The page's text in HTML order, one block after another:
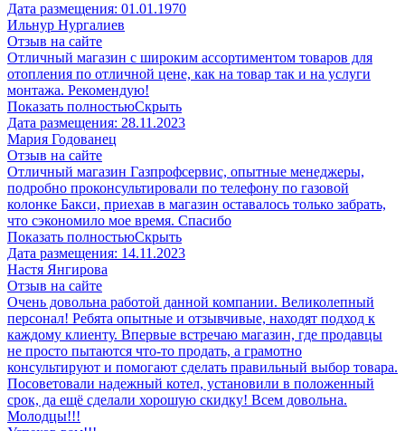
Дата размещения: 01.01.1970
Ильнур Нургалиев
Отзыв на сайте
Отличный магазин с широким ассортиментом товаров для
отопления по отличной цене, как на товар так и на услуги
монтажа. Рекомендую!
Показать полностьюСкрыть
Дата размещения: 28.11.2023
Мария Годованец
Отзыв на сайте
Отличный магазин Газпрофсервис, опытные менеджеры,
подробно проконсультировали по телефону по газовой
колонке Бакси, приехав в магазин оставалось только забрать,
что сэкономило мое время. Спасибо
Показать полностьюСкрыть
Дата размещения: 14.11.2023
​Настя Янгирова
Отзыв на сайте
Очень довольна работой данной компании. Великолепный
персонал! Ребята опытные и отзывчивые, находят подход к
каждому клиенту. Впервые встречаю магазин, где продавцы
не просто пытаются что-то продать, а грамотно
консультируют и помогают сделать правильный выбор товара.
Посоветовали надежный котел, установили в положенный
срок, да ещё сделали хорошую скидку! Всем довольна.
Молодцы!!!